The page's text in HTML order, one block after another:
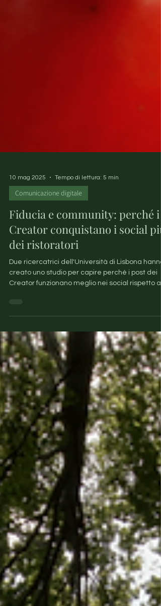
10 mag 2025 Tempo di lettura: 5 min
Comunicazione digitale
Fiducia e community: perché i
Creator conquistano i social più
dei ristoratori
Due ricercatrici dell'Università di Lisbona hanno
nel digitale, il senso di credibilità delle persone
reali e i legami emotivi e di fiducia che i Creator
riescono a stabilire con le loro community.